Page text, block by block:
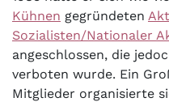
Kühnen gegründeten
Sozialisten/Nationaler
angeschlossen, die
verboten wurde. Ein
Mitglieder organisierte